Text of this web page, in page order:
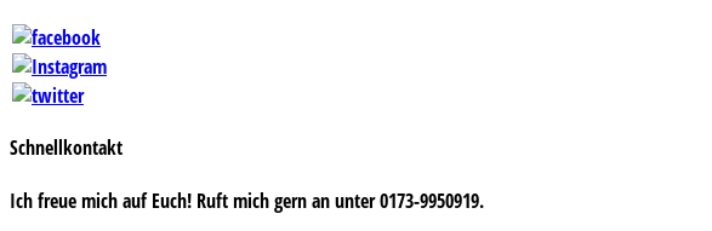
Schnellkontakt
Ich freue mich auf Euch! Ruft mich gern an unter 0173-9950919.